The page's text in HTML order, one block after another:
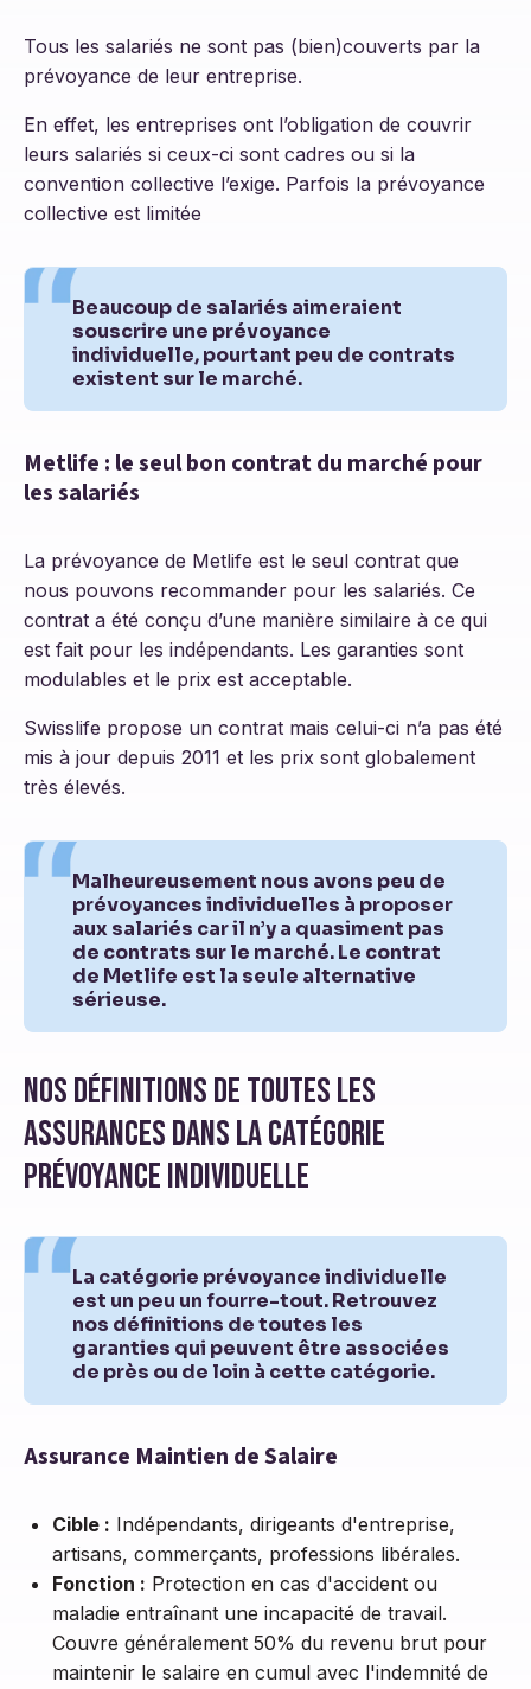
Tous les salariés ne sont pas (bien)couverts par la
prévoyance de leur entreprise.
En effet, les entreprises ont l’obligation de couvrir
leurs salariés si ceux-ci sont cadres ou si la
convention collective l’exige. Parfois la prévoyance
collective est limitée
Beaucoup de salariés aimeraient
souscrire une prévoyance
individuelle, pourtant peu de contrats
existent sur le marché.
Metlife : le seul bon contrat du marché pour
les salariés
La prévoyance de Metlife est le seul contrat que
nous pouvons recommander pour les salariés. Ce
contrat a été conçu d’une manière similaire à ce qui
est fait pour les indépendants. Les garanties sont
modulables et le prix est acceptable.
Swisslife propose un contrat mais celui-ci n’a pas été
mis à jour depuis 2011 et les prix sont globalement
très élevés.
Malheureusement nous avons peu de
prévoyances individuelles à proposer
aux salariés car il n’y a quasiment pas
de contrats sur le marché. Le contrat
de Metlife est la seule alternative
sérieuse.
Nos définitions de toutes les
assurances dans la catégorie
prévoyance individuelle
La catégorie prévoyance individuelle
est un peu un fourre-tout. Retrouvez
nos définitions de toutes les
garanties qui peuvent être associées
de près ou de loin à cette catégorie.
Assurance Maintien de Salaire
Cible : Indépendants, dirigeants d'entreprise,
artisans, commerçants, professions libérales.
Fonction : Protection en cas d'accident ou
maladie entraînant une incapacité de travail.
Couvre généralement 50% du revenu brut pour
maintenir le salaire en cumul avec l'indemnité de